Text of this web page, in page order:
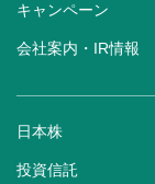
キャンペーン
会社案内・IR情報
日本株
投資信託